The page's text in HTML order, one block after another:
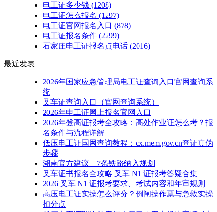
电工证多少钱 (1208)
电工证怎么报名 (1297)
电工证官网报名入口 (878)
电工证报名条件 (2299)
石家庄电工证报名点电话 (2016)
最近发表
2026年国家应急管理局电工证查询入口官网查询系
统
叉车证查询入口（官网查询系统）
2026年电工证网上报名官网入口
2026年登高证报考全攻略：高处作业证怎么考？报
名条件与流程详解
低压电工证国网查询教程：cx.mem.gov.cn查证真伪
步骤
湖南官方建议：7条铁路纳入规划
叉车证书报名全攻略 叉车 N1 证报考答疑合集
2026 叉车 N1 证报考要求、考试内容和年审规则
高压电工证实操怎么评分？倒闸操作票与急救实操
扣分点